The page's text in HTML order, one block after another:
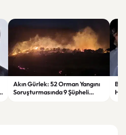
Akın Gürlek: 52 Orman Yangını
Soruşturmasında 9 Şüpheli